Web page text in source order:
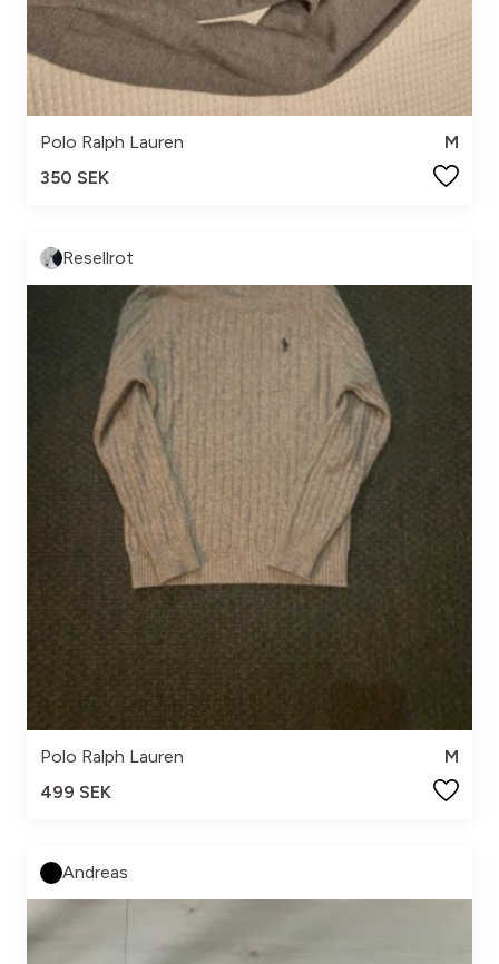
Polo Ralph Lauren
M
350 SEK
Resellrot
Polo Ralph Lauren
M
499 SEK
Andreas